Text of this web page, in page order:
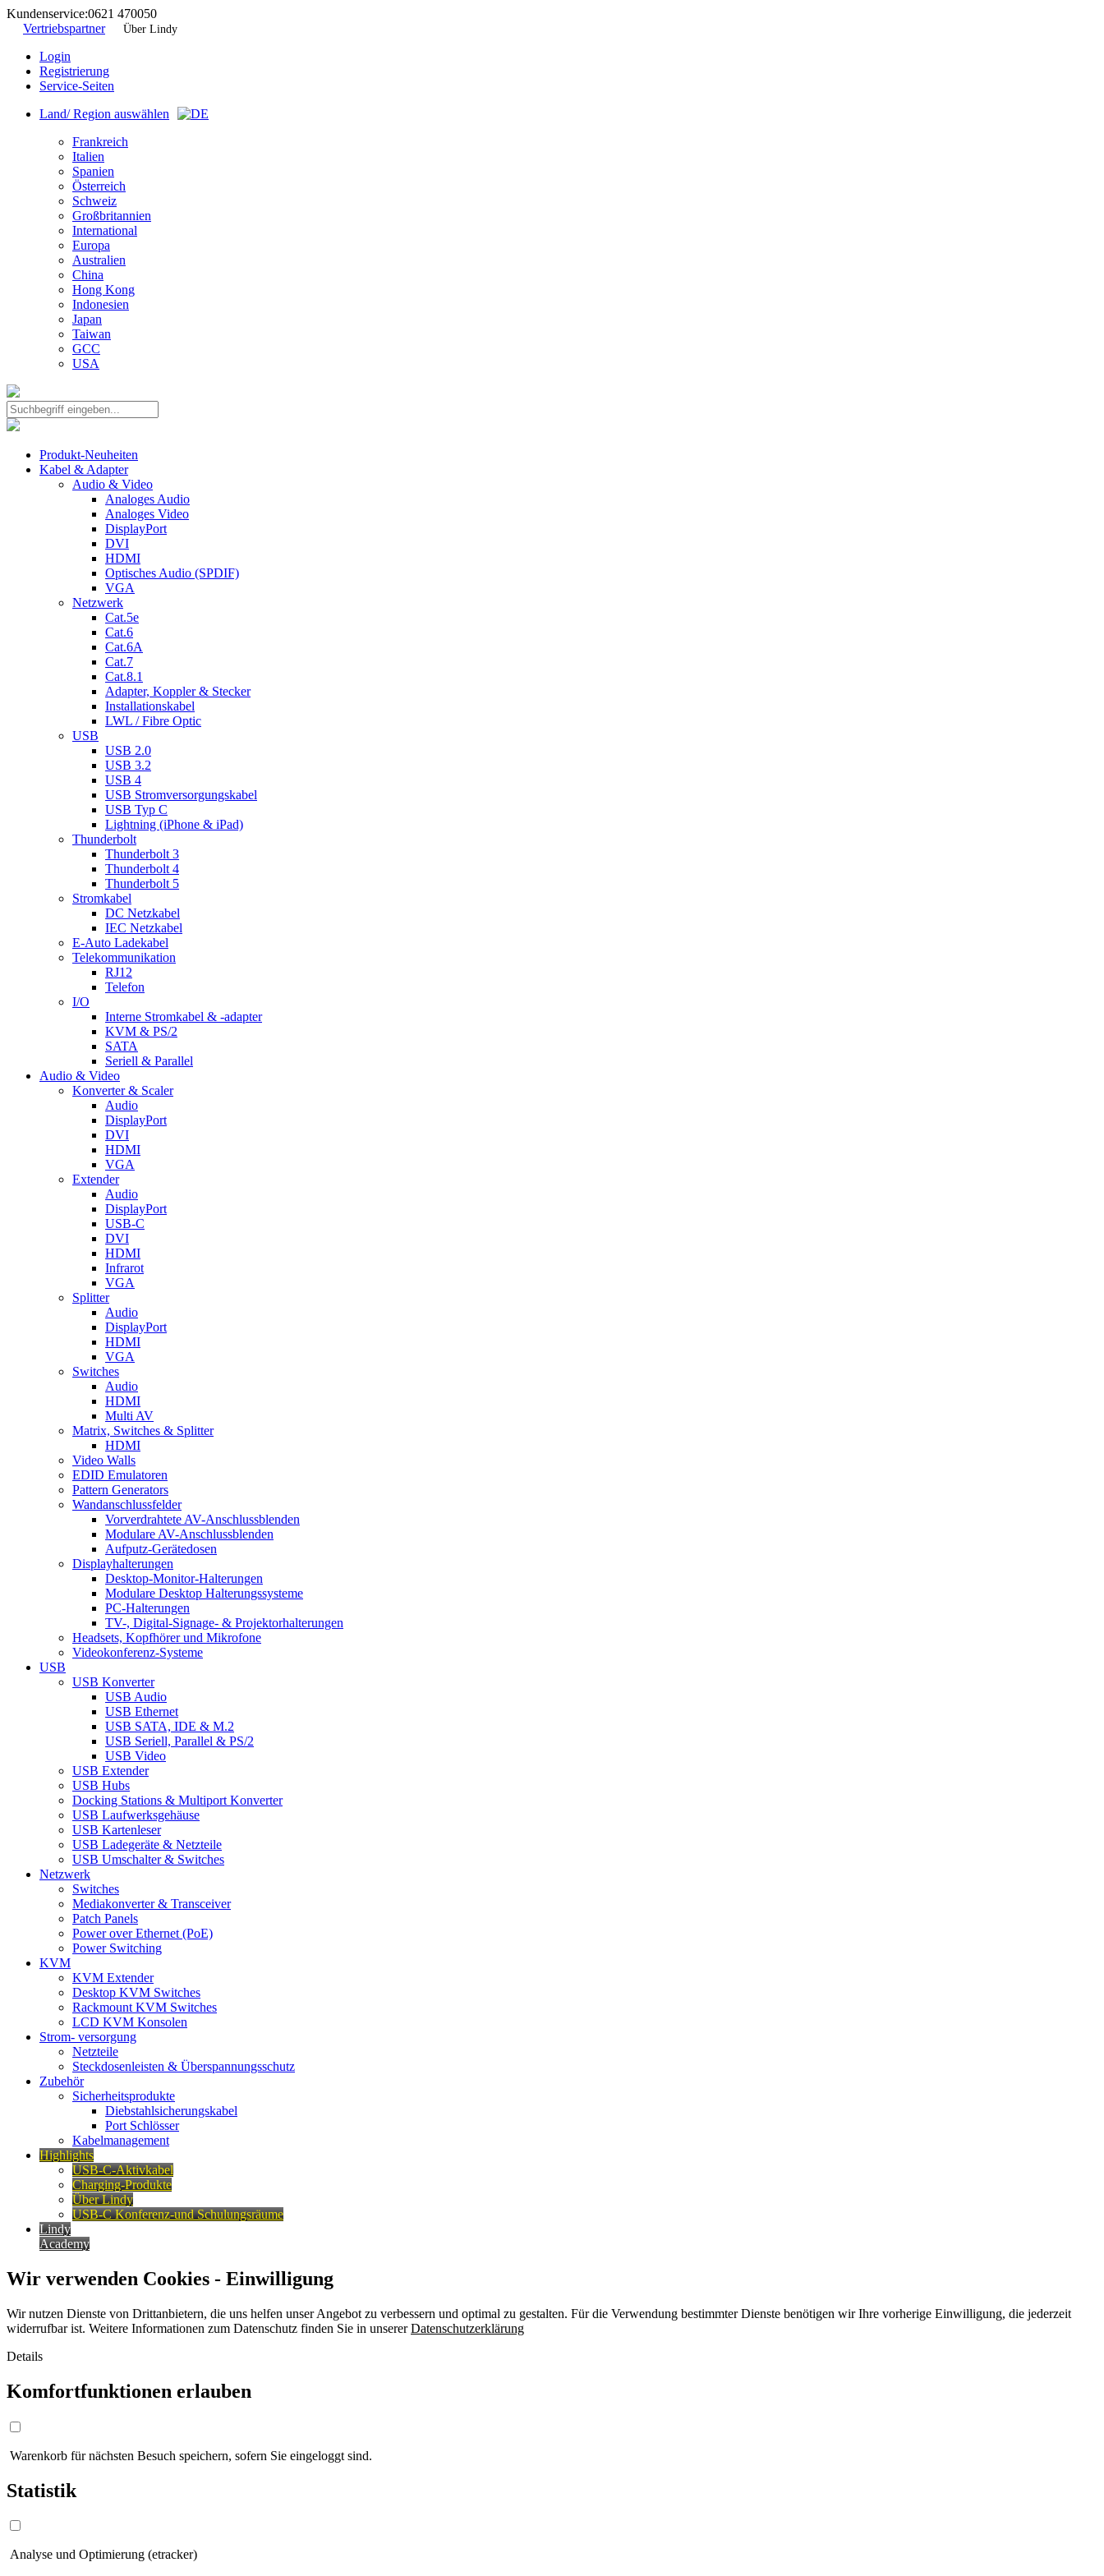
Kundenservice:0621 470050
Vertriebspartner
Über Lindy
Login
Registrierung
Service-Seiten
Land/ Region auswählen
Frankreich
Italien
Spanien
Österreich
Schweiz
Großbritannien
International
Europa
Australien
China
Hong Kong
Indonesien
Japan
Taiwan
GCC
USA
Produkt-Neuheiten
Kabel & Adapter
Audio & Video
Analoges Audio
Analoges Video
DisplayPort
DVI
HDMI
Optisches Audio (SPDIF)
VGA
Netzwerk
Cat.5e
Cat.6
Cat.6A
Cat.7
Cat.8.1
Adapter, Koppler & Stecker
Installationskabel
LWL / Fibre Optic
USB
USB 2.0
USB 3.2
USB 4
USB Stromversorgungskabel
USB Typ C
Lightning (iPhone & iPad)
Thunderbolt
Thunderbolt 3
Thunderbolt 4
Thunderbolt 5
Stromkabel
DC Netzkabel
IEC Netzkabel
E-Auto Ladekabel
Telekommunikation
RJ12
Telefon
I/O
Interne Stromkabel & -adapter
KVM & PS/2
SATA
Seriell & Parallel
Audio & Video
Konverter & Scaler
Audio
DisplayPort
DVI
HDMI
VGA
Extender
Audio
DisplayPort
USB-C
DVI
HDMI
Infrarot
VGA
Splitter
Audio
DisplayPort
HDMI
VGA
Switches
Audio
HDMI
Multi AV
Matrix, Switches & Splitter
HDMI
Video Walls
EDID Emulatoren
Pattern Generators
Wandanschlussfelder
Vorverdrahtete AV-Anschlussblenden
Modulare AV-Anschlussblenden
Aufputz-Gerätedosen
Displayhalterungen
Desktop-Monitor-Halterungen
Modulare Desktop Halterungssysteme
PC-Halterungen
TV-, Digital-Signage- & Projektorhalterungen
Headsets, Kopfhörer und Mikrofone
Videokonferenz-Systeme
USB
USB Konverter
USB Audio
USB Ethernet
USB SATA, IDE & M.2
USB Seriell, Parallel & PS/2
USB Video
USB Extender
USB Hubs
Docking Stations & Multiport Konverter
USB Laufwerksgehäuse
USB Kartenleser
USB Ladegeräte & Netzteile
USB Umschalter & Switches
Netzwerk
Switches
Mediakonverter & Transceiver
Patch Panels
Power over Ethernet (PoE)
Power Switching
KVM
KVM Extender
Desktop KVM Switches
Rackmount KVM Switches
LCD KVM Konsolen
Strom- versorgung
Netzteile
Steckdosenleisten & Überspannungsschutz
Zubehör
Sicherheitsprodukte
Diebstahlsicherungskabel
Port Schlösser
Kabelmanagement
Highlights
USB-C-Aktivkabel
Charging-Produkte
Über Lindy
USB-C Konferenz-und Schulungsräume
Lindy
Academy
Wir verwenden Cookies - Einwilligung
Wir nutzen Dienste von Drittanbietern, die uns helfen unser Angebot zu verbessern und optimal zu gestalten. Für die Verwendung bestimmter Dienste benötigen wir Ihre vorherige Einwilligung, die jederzeit
widerrufbar ist. Weitere Informationen zum Datenschutz finden Sie in unsererDatenschutzerklärung
Details
Komfortfunktionen erlauben
Warenkorb für nächsten Besuch speichern, sofern Sie eingeloggt sind.
Statistik
Analyse und Optimierung (etracker)